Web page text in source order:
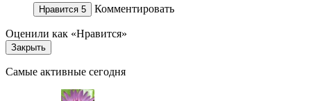
Нравится 5 Комментировать
Оценили как «Нравится»
Закрыть
Самые активные сегодня